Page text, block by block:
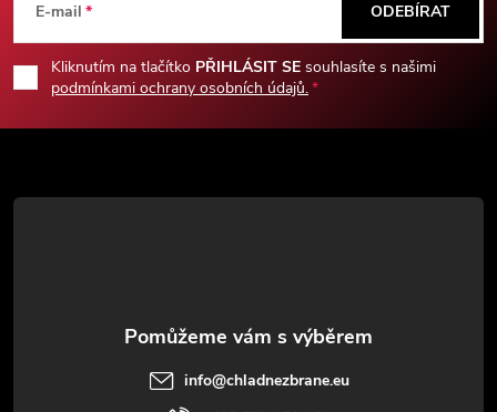
p
a
E-mail
Kliknutím na tlačítko PŘIHLÁSIT SE souhlasíte s našimi
podmínkami ochrany osobních údajů.
ODEBÍRAT
info@chladnezbrane.eu